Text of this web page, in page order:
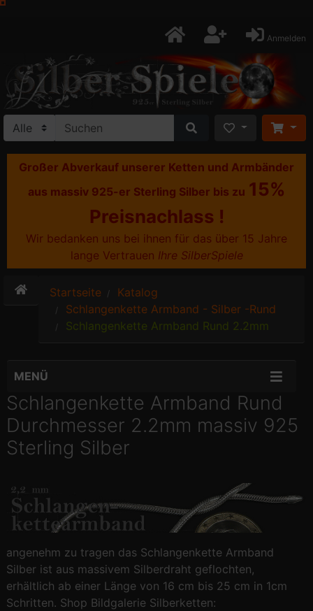
Anmelden
Großer Abverkauf unserer Ketten und Armbänder
aus massiv 925-er Sterling Silber bis zu 15%
Preisnachlass !
Wir bedanken uns bei ihnen für das über 15 Jahre
lange Vertrauen Ihre SilberSpiele
Startseite
Katalog
Schlangenkette Armband - Silber -Rund
Schlangenkette Armband Rund 2.2mm
MENÜ
Schlangenkette Armband Rund
Durchmesser 2.2mm massiv 925
Sterling Silber
angenehm zu tragen das Schlangenkette Armband
Silber ist aus massivem Silberdraht geflochten,
erhältlich ab einer Länge von 16 cm bis 25 cm in 1cm
Schritten. Shop Bildgalerie Silberketten: